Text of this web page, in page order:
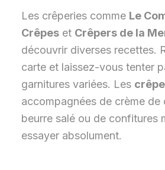
Les crêperies comme Le
Crêpeset Crêpers de la
découvrir diverses recettes.
carte et laissez-vous tenter
garnitures variées. Les
accompagnées de crème de
beurre salé ou de confitures
essayer absolument.